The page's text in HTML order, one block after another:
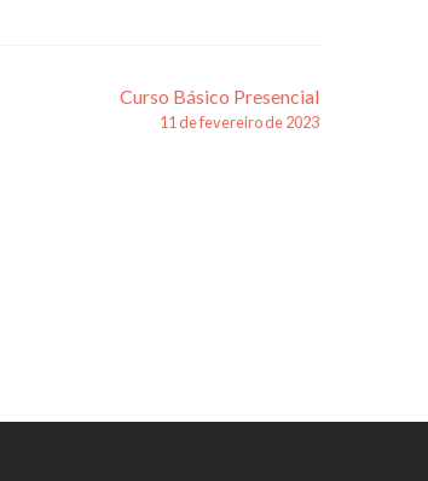
Curso Básico Presencial
11 de fevereiro de 2023